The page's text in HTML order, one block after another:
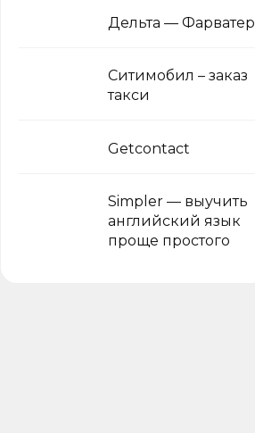
Дельта — Фарватер
Ситимобил – заказ
такси
Getcontact
Simpler — выучить
английский язык
проще простого